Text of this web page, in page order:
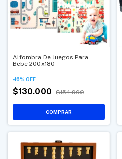
Alfombra De Juegos Para
Bebe 200x180
-16% OFF
$130.000 $154.900